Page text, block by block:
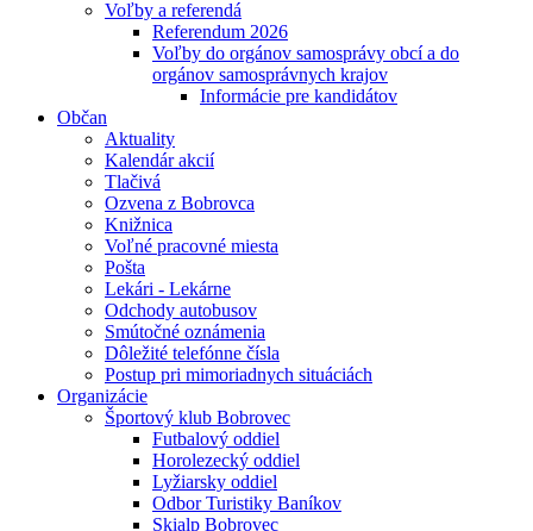
Voľby a referendá
Referendum 2026
Voľby do orgánov samosprávy obcí a do
orgánov samosprávnych krajov
Informácie pre kandidátov
Občan
Aktuality
Kalendár akcií
Tlačivá
Ozvena z Bobrovca
Knižnica
Voľné pracovné miesta
Pošta
Lekári - Lekárne
Odchody autobusov
Smútočné oznámenia
Dôležité telefónne čísla
Postup pri mimoriadnych situáciách
Organizácie
Športový klub Bobrovec
Futbalový oddiel
Horolezecký oddiel
Lyžiarsky oddiel
Odbor Turistiky Baníkov
Skialp Bobrovec